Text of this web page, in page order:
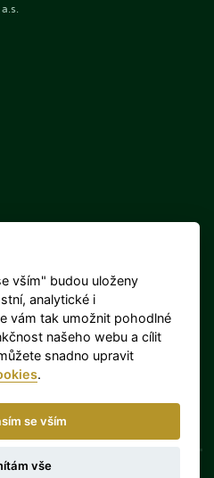
vším" budou uloženy
analytické i
vám tak umožnit pohodlné
našeho webu a cílit
snadno upravit
.
se vším
vše